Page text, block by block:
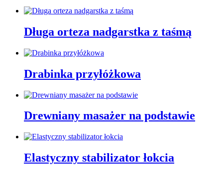
Długa orteza nadgarstka z taśmą
Drabinka przyłóżkowa
Drewniany masażer na podstawie
Elastyczny stabilizator łokcia